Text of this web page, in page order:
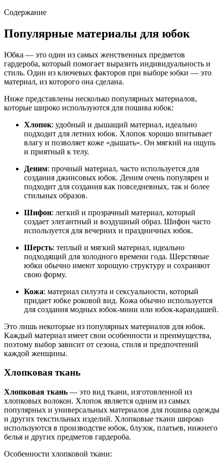
Содержание
Популярные материалы для юбок
Юбка — это один из самых женственных предметов
гардероба, который помогает выразить индивидуальность и
стиль. Один из ключевых факторов при выборе юбки — это
материал, из которого она сделана.
Ниже представлены несколько популярных материалов,
которые широко используются для пошива юбок:
Хлопок: удобный и дышащий материал, идеально
подходит для летних юбок. Хлопок хорошо впитывает
влагу и позволяет коже «дышать». Он мягкий на ощупь
и приятный к телу.
Деним: прочный материал, часто используется для
создания джинсовых юбок. Деним очень популярен и
подходит для создания как повседневных, так и более
стильных образов.
Шифон: легкий и прозрачный материал, который
создает элегантный и воздушный образ. Шифон часто
используется для вечерних и праздничных юбок.
Шерсть: теплый и мягкий материал, идеально
подходящий для холодного времени года. Шерстяные
юбки обычно имеют хорошую структуру и сохраняют
свою форму.
Кожа: материал силуэта и сексуальности, который
придает юбке роковой вид. Кожа обычно используется
для создания модных юбок-мини или юбок-карандашей.
Это лишь некоторые из популярных материалов для юбок.
Каждый материал имеет свои особенности и преимущества,
поэтому выбор зависит от сезона, стиля и предпочтений
каждой женщины.
Хлопковая ткань
Хлопковая ткань — это вид ткани, изготовленной из
хлопковых волокон. Хлопок является одним из самых
популярных и универсальных материалов для пошива одежды
и других текстильных изделий. Хлопковые ткани широко
используются в производстве юбок, блузок, платьев, нижнего
белья и других предметов гардероба.
Особенности хлопковой ткани: